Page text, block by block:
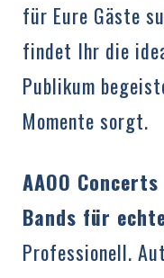
für Eure Gäste
findet Ihr die
Publikum
Momente sorgt.
AAOO
Bands für
Professionell.